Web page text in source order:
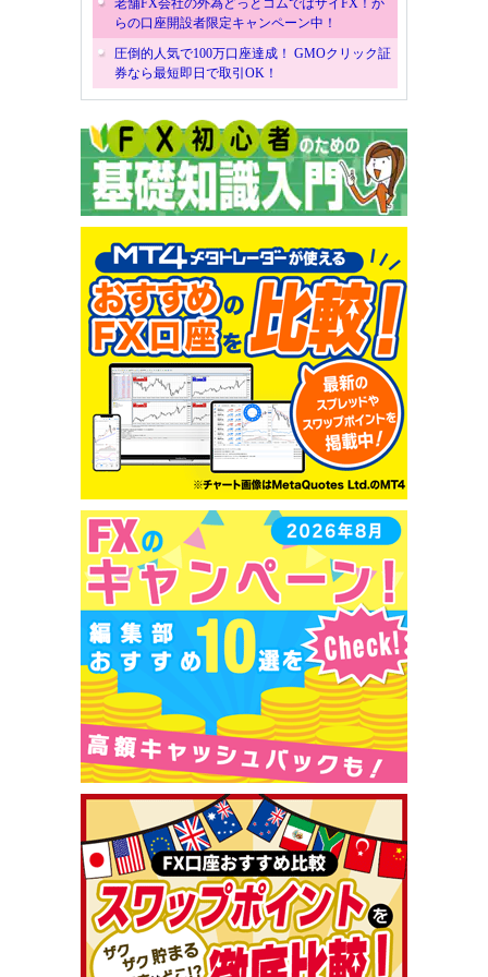
老舗FX会社の外為どっとコムではザイFX！か
らの口座開設者限定キャンペーン中！
圧倒的人気で100万口座達成！ GMOクリック証
券なら最短即日で取引OK！